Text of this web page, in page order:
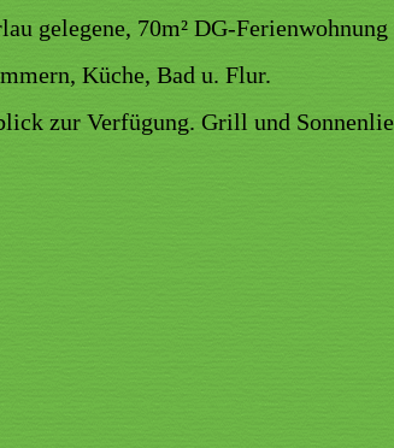
gelegene, 70m² DG-Ferienwohnung
Küche, Bad u. Flur.
zur Verfügung. Grill und